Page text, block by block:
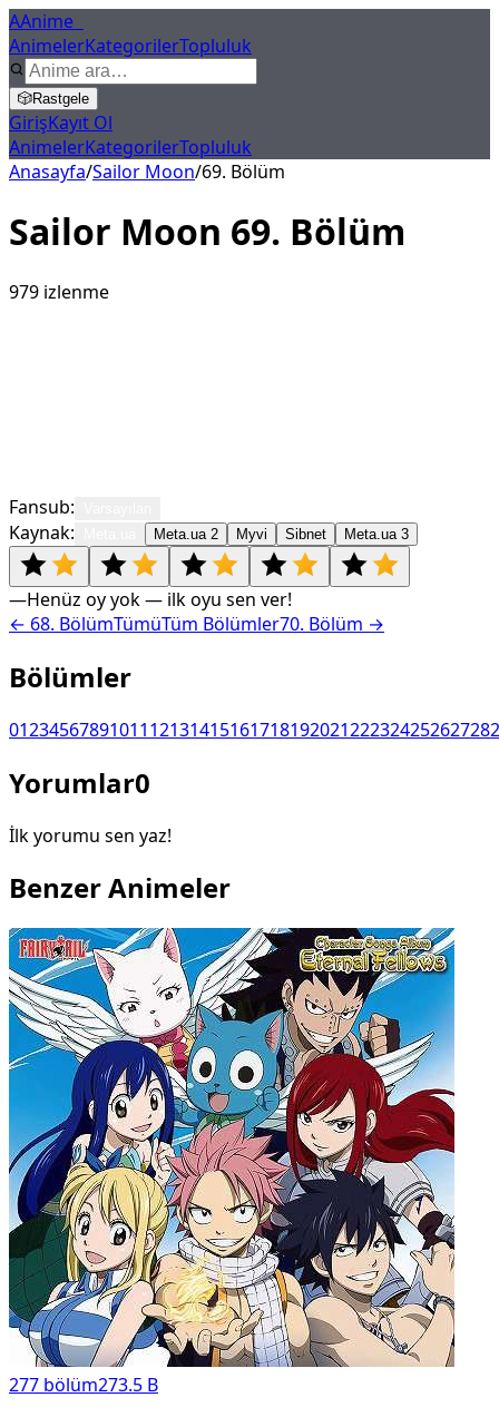
AAnime
AnimelerKategorilerTopluluk
🎲Rastgele
GirişKayıt Ol
AnimelerKategorilerTopluluk
Anasayfa/Sailor Moon/69. Bölüm
Sailor Moon 69. Bölüm
979 izlenme
Fansub:
Kaynak: Meta.ua 2 Myvi Sibnet Meta.ua 3
—Henüz oy yok — ilk oyu sen ver!
← 68. BölümTümüTüm Bölümler70. Bölüm →
Bölümler
012345678910111213141516171819202122232425262728
Yorumlar0
İlk yorumu sen yaz!
Benzer Animeler
277 bölüm273.5 B